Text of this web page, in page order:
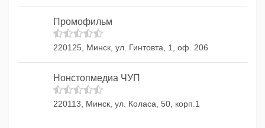
Промофильм
220125, Минск, ул. Гинтовта, 1, оф. 206
Нонстопмедиа ЧУП
220113, Минск, ул. Коласа, 50, корп.1